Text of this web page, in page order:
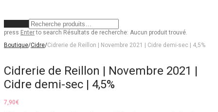
press Enterto search Résultats de recherche: Aucun produit trouvé.
Boutique/Cidre/Cidrerie de Reillon | Novembre 2021 | Cidre demi-sec | 4,5%
Cidrerie de Reillon | Novembre 2021 |
Cidre demi-sec | 4,5%
7,90€